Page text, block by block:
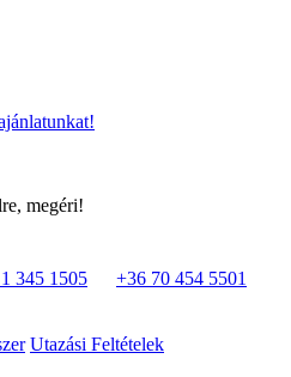
megéri!
345 1505
+36 70 454 5501
Utazási Feltételek